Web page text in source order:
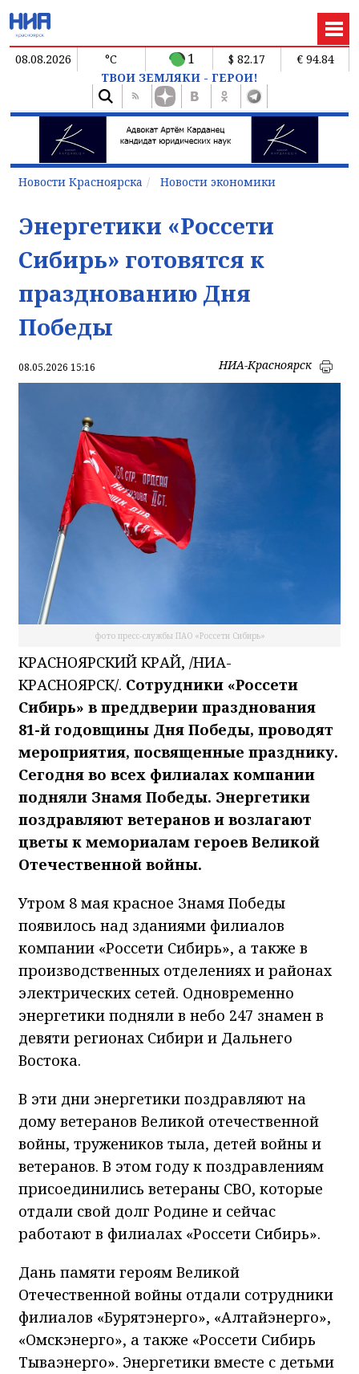
08.08.2026 °C 1 $ 82.17
€ 94.84
ТВОИ ЗЕМЛЯКИ - ГЕРОИ!
Новости Красноярска Новости экономики
Энергетики «Россети
Сибирь» готовятся к
празднованию Дня
Победы
08.05.2026 15:16 НИА-Красноярск
фото пресс-службы ПАО «Россети Сибирь»
КРАСНОЯРСКИЙ КРАЙ, /НИА-
КРАСНОЯРСК/. Сотрудники «Россети
Сибирь» в преддверии празднования
81-й годовщины Дня Победы, проводят
мероприятия, посвященные празднику.
Сегодня во всех филиалах компании
подняли Знамя Победы. Энергетики
поздравляют ветеранов и возлагают
цветы к мемориалам героев Великой
Отечественной войны.
Утром 8 мая красное Знамя Победы
появилось над зданиями филиалов
компании «Россети Сибирь», а также в
производственных отделениях и районах
электрических сетей. Одновременно
энергетики подняли в небо 247 знамен в
девяти регионах Сибири и Дальнего
Востока.
В эти дни энергетики поздравляют на
дому ветеранов Великой отечественной
войны, тружеников тыла, детей войны и
ветеранов. В этом году к поздравлениям
присоединились ветераны СВО, которые
отдали свой долг Родине и сейчас
работают в филиалах «Россети Сибирь».
Дань памяти героям Великой
Отечественной войны отдали сотрудники
филиалов «Бурятэнерго», «Алтайэнерго»,
«Омскэнерго», а также «Россети Сибирь
Тываэнерго». Энергетики вместе с детьми